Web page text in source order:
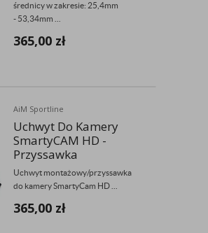
średnicy w zakresie: 25,4mm
- 53,34mm ...
365,00 zł
AiM Sportline
Uchwyt Do Kamery
SmartyCAM HD -
Przyssawka
Uchwyt montażowy/przyssawka
do kamery SmartyCam HD ...
365,00 zł